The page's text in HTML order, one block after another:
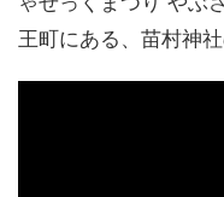
王町にある、苗村神